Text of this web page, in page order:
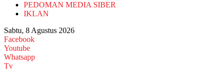
PEDOMAN MEDIA SIBER
IKLAN
Sabtu, 8 Agustus 2026
Facebook
Youtube
Whatsapp
Tv